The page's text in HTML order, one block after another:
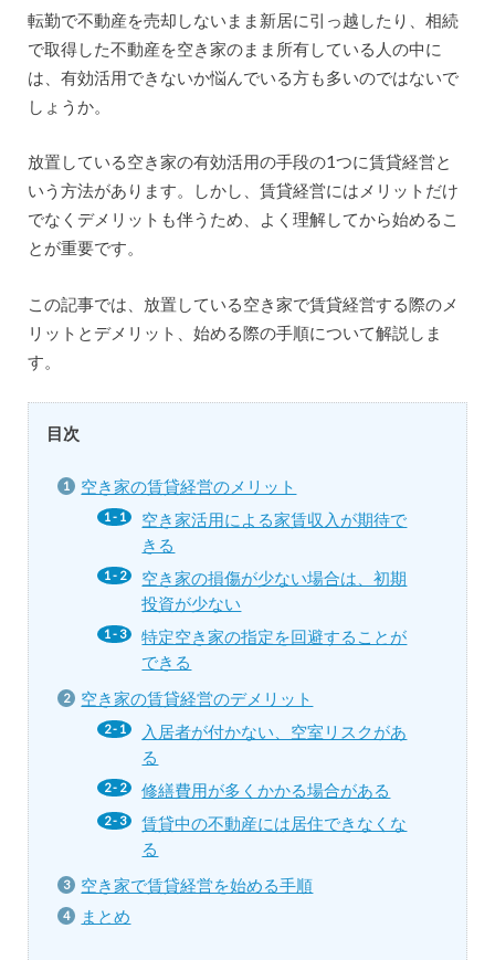
転勤で不動産を売却しないまま新居に引っ越したり、相続
で取得した不動産を空き家のまま所有している人の中に
は、有効活用できないか悩んでいる方も多いのではないで
しょうか。
放置している空き家の有効活用の手段の1つに賃貸経営と
いう方法があります。しかし、賃貸経営にはメリットだけ
でなくデメリットも伴うため、よく理解してから始めるこ
とが重要です。
この記事では、放置している空き家で賃貸経営する際のメ
リットとデメリット、始める際の手順について解説しま
す。
目次
空き家の賃貸経営のメリット
空き家活用による家賃収入が期待で
きる
空き家の損傷が少ない場合は、初期
投資が少ない
特定空き家の指定を回避することが
できる
空き家の賃貸経営のデメリット
入居者が付かない、空室リスクがあ
る
修繕費用が多くかかる場合がある
賃貸中の不動産には居住できなくな
る
空き家で賃貸経営を始める手順
まとめ